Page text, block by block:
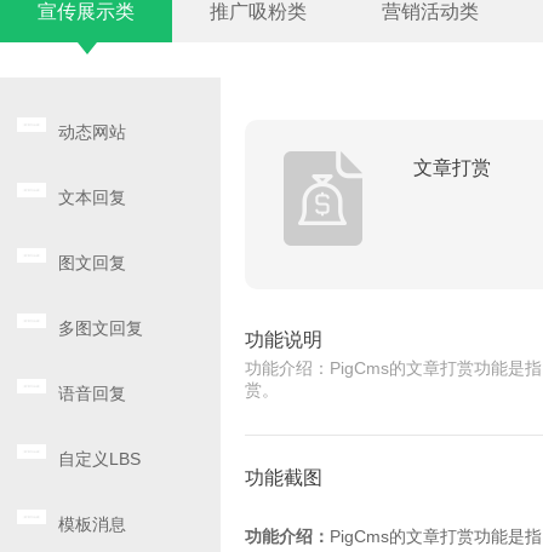
宣传展示类 推广吸粉类 营销活动类
动态网站
文本回复
图文回复
多图文回复
语音回复
自定义LBS
模板消息
文章打赏
功能说明
功能介绍：PigCms的文章打赏功能是
赏。
功能截图
功能介绍： PigCms的文章打赏功能是